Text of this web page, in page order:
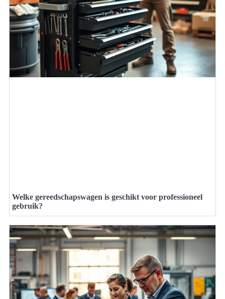
Welke gereedschapswagen is geschikt voor professioneel
gebruik?